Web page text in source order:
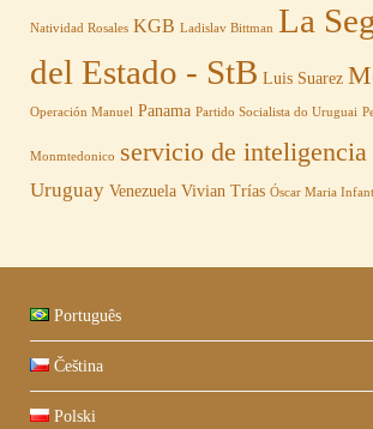
Natividad Rosales KGB Ladislav Bittman La
del Estado - StB Luis Suarez
Operación Manuel Panama Partido Socialista do Uruguai
Monmtedonico servicio de inteligencia
Uruguay Venezuela Vivian Trías Óscar Maria
Português
Čeština
Polski